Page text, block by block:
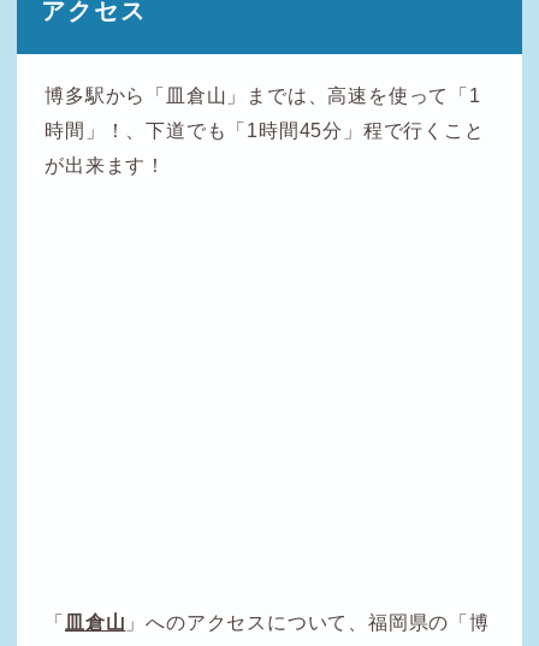
アクセス
博多駅から「皿倉山」までは、高速を使って「1
時間」！、下道でも「1時間45分」程で行くこと
が出来ます！
「 皿倉山 」へのアクセスについて、福岡県の「博